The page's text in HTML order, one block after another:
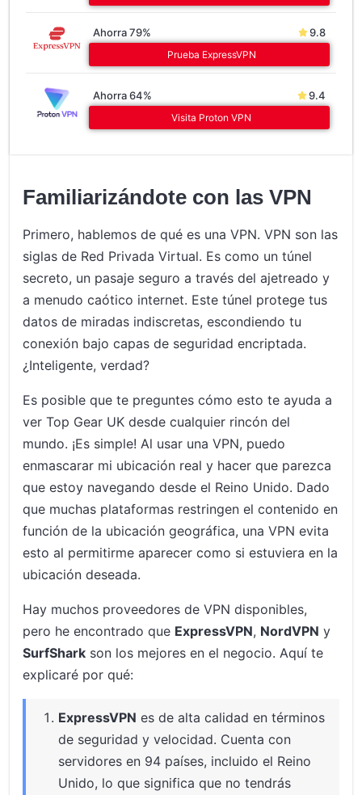
Ahorra 79% 9.8
Prueba ExpressVPN
Ahorra 64% 9.4
Visita Proton VPN
Familiarizándote con las VPN
Primero, hablemos de qué es una VPN. VPN son las
siglas de Red Privada Virtual. Es como un túnel
secreto, un pasaje seguro a través del ajetreado y
a menudo caótico internet. Este túnel protege tus
datos de miradas indiscretas, escondiendo tu
conexión bajo capas de seguridad encriptada.
¿Inteligente, verdad?
Es posible que te preguntes cómo esto te ayuda a
ver Top Gear UK desde cualquier rincón del
mundo. ¡Es simple! Al usar una VPN, puedo
enmascarar mi ubicación real y hacer que parezca
que estoy navegando desde el Reino Unido. Dado
que muchas plataformas restringen el contenido en
función de la ubicación geográfica, una VPN evita
esto al permitirme aparecer como si estuviera en la
ubicación deseada.
Hay muchos proveedores de VPN disponibles,
pero he encontrado que ExpressVPN, NordVPN y
SurfShark son los mejores en el negocio. Aquí te
explicaré por qué:
ExpressVPN es de alta calidad en términos
de seguridad y velocidad. Cuenta con
servidores en 94 países, incluido el Reino
Unido, lo que significa que no tendrás